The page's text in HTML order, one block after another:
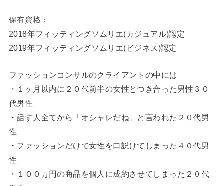
保有資格：
2018年フィッティングソムリエ(カジュアル)認定
2019年フィッティングソムリエ(ビジネス)認定
ファッションコンサルのクライアントの中には
・１ヶ月以内に２０代前半の女性とつき合った男性３０
代男性
・話す人全てから「オシャレだね」と言われた２０代男
性
・ファッションだけで女性を口説けてしまった４０代男
性
・１００万円の商品を個人に成約させてしまった２０代